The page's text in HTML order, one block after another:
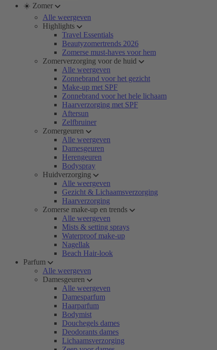
☀️ Zomer
Alle weergeven
Highlights
Travel Essentials
Beautyzomertrends 2026
Zomerse must-haves voor hem
Zomerverzorging voor de huid
Alle weergeven
Zonnebrand voor het gezicht
Make-up met SPF
Zonnebrand voor het hele lichaam
Haarverzorging met SPF
Aftersun
Zelfbruiner
Zomergeuren
Alle weergeven
Damesgeuren
Herengeuren
Bodyspray
Huidverzorging
Alle weergeven
Gezicht & Lichaamsverzorging
Haarverzorging
Zomerse make-up en trends
Alle weergeven
Mists & setting sprays
Waterproof make-up
Nagellak
Beach Hair-look
Parfum
Alle weergeven
Damesgeuren
Alle weergeven
Damesparfum
Haarparfum
Bodymist
Douchegels dames
Deodorants dames
Lichaamsverzorging